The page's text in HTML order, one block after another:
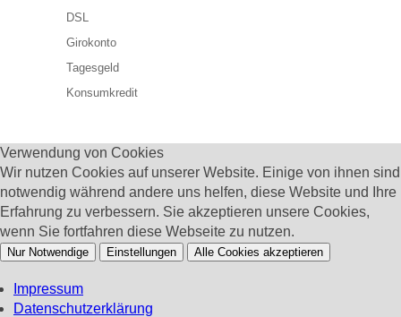
DSL
Girokonto
Tagesgeld
Konsumkredit
Verwendung von Cookies
Wir nutzen Cookies auf unserer Website. Einige von ihnen sind
notwendig während andere uns helfen, diese Website und Ihre
Erfahrung zu verbessern. Sie akzeptieren unsere Cookies,
wenn Sie fortfahren diese Webseite zu nutzen.
Nur Notwendige Einstellungen Alle Cookies akzeptieren
Impressum
Datenschutzerklärung